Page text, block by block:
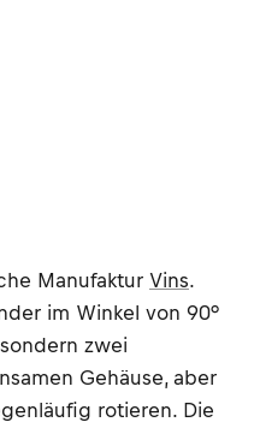
Manufaktur Vins.
im Winkel von 90°
zwei
Gehäuse, aber
rotieren. Die